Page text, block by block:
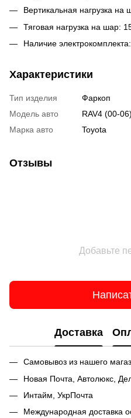
Вертикальная нагрузка на
Тяговая нагрузка на шар:
Наличие электрокомплекта:
Характеристики
Тип изделия
Фаркоп
Модель авто
RAV4 (00-06)
Марка авто
Toyota
Отзывы
Добавьте
Доставка
Самовывоз из нашего
Новая Почта, Автолюкс,
Интайм, УкрПочта
Международная доставка